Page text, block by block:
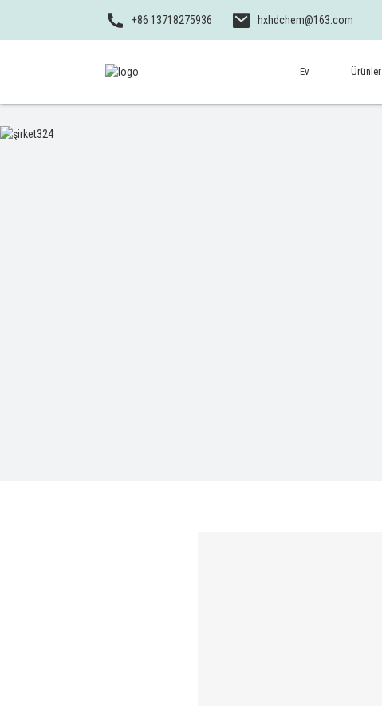
+86 13718275936 hxhdchem@163.com
Ev Ürünler